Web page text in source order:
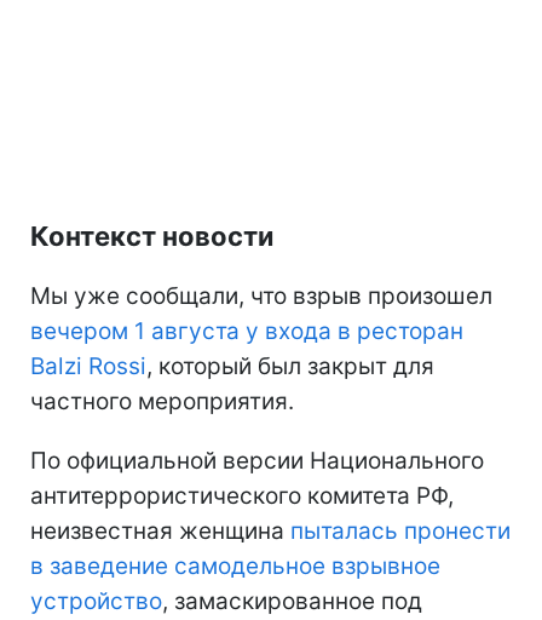
Контекст новости
Мы уже сообщали, что взрыв произошел
вечером 1 августа у входа в ресторан
Balzi Rossi, который был закрыт для
частного мероприятия.
По официальной версии Национального
антитеррористического комитета РФ,
неизвестная женщина пыталась пронести
в заведение самодельное взрывное
устройство, замаскированное под